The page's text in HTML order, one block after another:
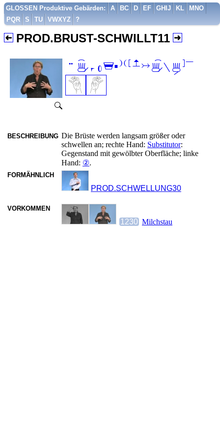
GLOSSEN Produktive Gebärden: A BC D EF GHIJ KL
MNO
PQR
S TU VWXYZ ?
PROD.BRUST-SCHWILLT11

BESCHREIBUNG Die Brüste werden langsam größer oder
schwellen an; rechte Hand: Substitutor:
Gegenstand mit gewölbter Oberfläche; linke
Hand: ②.
FORMÄHNLICH
PROD.SCHWELLUNG30
VORKOMMEN
1230 Milchstau